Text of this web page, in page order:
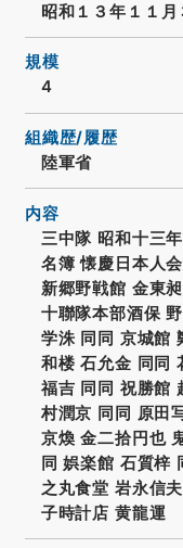
昭和１３年１１
規模
4
組織歴/履歴
陸軍省
内容
三中隊 昭和十三
名簿 懐慶日本人
新郷野戦館 金東
十聯隊本部酒保
学洙 同同 京城館
和楼 石允金 同同
福吉 同同 祝勝館
村潤京 同同 原田
京煥 金二拾円也
同 娯楽館 石質梓
之丸食堂 岩永信
子時計店 黄龍運